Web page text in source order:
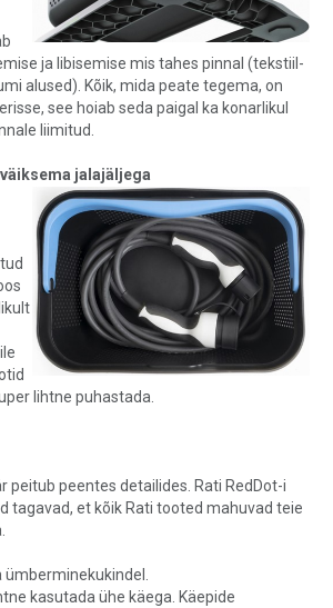
ja libisemise mis tahes pinnal (tekstiil-
alused). Kõik, mida peate tegema, on
see hoiab seda paigal ka konarlikul
liimitud.
jalajäljega
lihtne puhastada.
peitub peentes detailides. Rati RedDot-i
tagavad, et kõik Rati tooted mahuvad teie
ümberminekukindel.
kasutada ühe käega. Käepide